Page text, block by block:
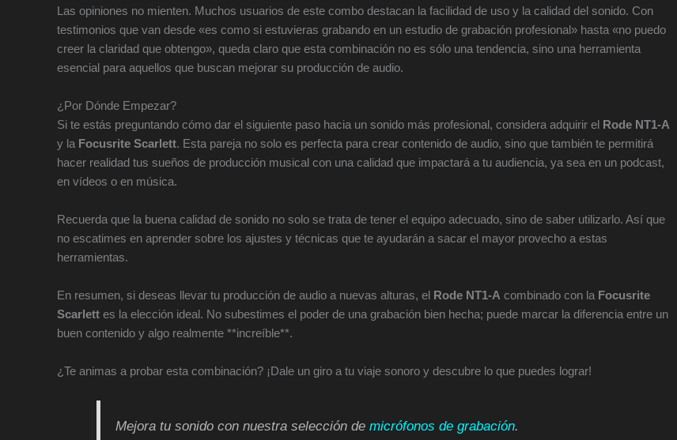
Las opiniones no mienten. Muchos usuarios de este combo destacan la facilidad de uso y la calidad del sonido. Con
testimonios que van desde «es como si estuvieras grabando en un estudio de grabación profesional» hasta «no puedo
creer la claridad que obtengo», queda claro que esta combinación no es sólo una tendencia, sino una herramienta
esencial para aquellos que buscan mejorar su producción de audio.
¿Por Dónde Empezar?
Si te estás preguntando cómo dar el siguiente paso hacia un sonido más profesional, considera adquirir el Rode NT1-A
y la Focusrite Scarlett. Esta pareja no solo es perfecta para crear contenido de audio, sino que también te permitirá
hacer realidad tus sueños de producción musical con una calidad que impactará a tu audiencia, ya sea en un podcast,
en vídeos o en música.
Recuerda que la buena calidad de sonido no solo se trata de tener el equipo adecuado, sino de saber utilizarlo. Así que
no escatimes en aprender sobre los ajustes y técnicas que te ayudarán a sacar el mayor provecho a estas
herramientas.
En resumen, si deseas llevar tu producción de audio a nuevas alturas, el Rode NT1-A combinado con la Focusrite
Scarlett es la elección ideal. No subestimes el poder de una grabación bien hecha; puede marcar la diferencia entre un
buen contenido y algo realmente **increíble**.
¿Te animas a probar esta combinación? ¡Dale un giro a tu viaje sonoro y descubre lo que puedes lograr!
Mejora tu sonido con nuestra selección demicrófonos de grabación.